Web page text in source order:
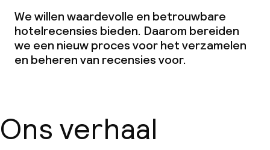
Borg bij aankomst
Overal rookvrij
We willen waardevolle en betrouwbare
hotelrecensies bieden. Daarom bereiden
we een nieuw proces voor het verzamelen
en beheren van recensies voor.
Ons verhaal